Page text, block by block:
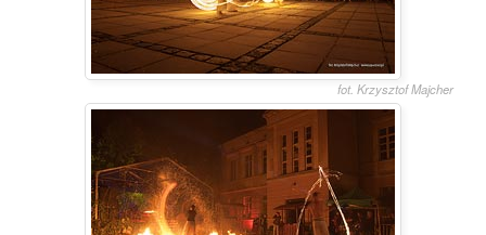
fot. Krzysztof Majcher